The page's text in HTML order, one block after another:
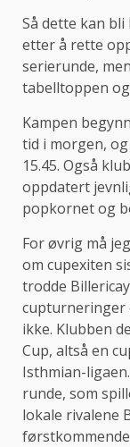
Så dette kan
etter å rette
serierunde,
tabelltoppen
Kampen
tid i morgen, og
15.45. Også
oppdatert
popkornet og
For øvrig må
om cupexiten
trodde
cupturneringer
ikke. Klubben
Cup, altså en
Isthmian-
runde, som
lokale rivalene